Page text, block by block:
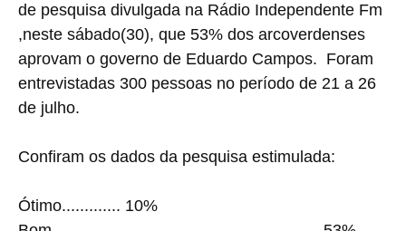
de pesquisa divulgada na Rádio Independente Fm
,neste sábado(30), que 53% dos arcoverdenses
aprovam o governo de Eduardo Campos. Foram
entrevistadas 300 pessoas no período de 21 a 26
de julho.
Confiram os dados da pesquisa estimulada:
Ótimo............. 10%